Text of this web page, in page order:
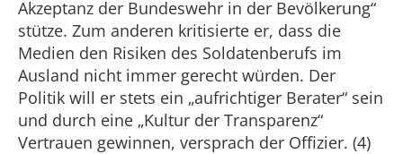
Akzeptanz der Bundeswehr in der Bevölkerung“
stütze. Zum anderen kritisierte er, dass die
Medien den Risiken des Soldatenberufs im
Ausland nicht immer gerecht würden. Der
Politik will er stets ein „aufrichtiger Berater“ sein
und durch eine „Kultur der Transparenz“
Vertrauen gewinnen, versprach der Offizier. (4)